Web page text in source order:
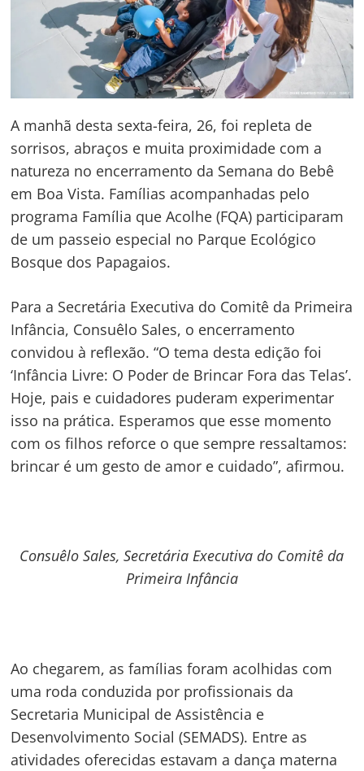
A manhã desta sexta-feira, 26, foi repleta de
sorrisos, abraços e muita proximidade com a
natureza no encerramento da Semana do Bebê
em Boa Vista. Famílias acompanhadas pelo
programa Família que Acolhe (FQA) participaram
de um passeio especial no Parque Ecológico
Bosque dos Papagaios.
Para a Secretária Executiva do Comitê da Primeira
Infância, Consuêlo Sales, o encerramento
convidou à reflexão. “O tema desta edição foi
‘Infância Livre: O Poder de Brincar Fora das Telas’.
Hoje, pais e cuidadores puderam experimentar
isso na prática. Esperamos que esse momento
com os filhos reforce o que sempre ressaltamos:
brincar é um gesto de amor e cuidado”, afirmou.
Consuêlo Sales, Secretária Executiva do Comitê da
Primeira Infância
Ao chegarem, as famílias foram acolhidas com
uma roda conduzida por profissionais da
Secretaria Municipal de Assistência e
Desenvolvimento Social (SEMADS). Entre as
atividades oferecidas estavam a dança materna